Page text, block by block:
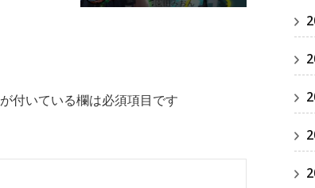
が付いている欄は必須項目です